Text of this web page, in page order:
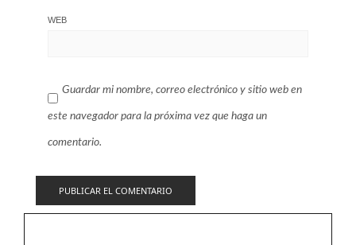
WEB
Guardar mi nombre, correo electrónico y sitio web en
este navegador para la próxima vez que haga un
comentario.